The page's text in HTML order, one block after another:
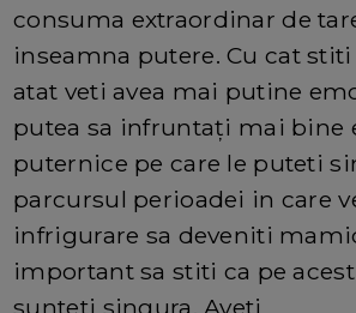
consuma extraordinar de
inseamna putere. Cu cat
atat veti avea mai putine
putea sa infruntați mai bine
puternice pe care le puteti
parcursul perioadei in care
infrigurare sa deveniti
important sa stiti ca pe